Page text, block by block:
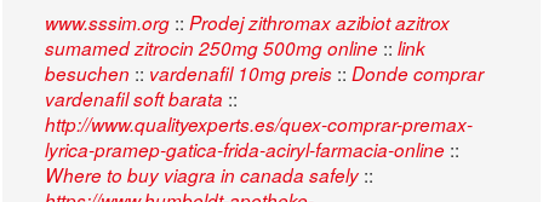
www.sssim.org :: Prodej zithromax azibiot azitrox
sumamed zitrocin 250mg 500mg online :: link
besuchen :: vardenafil 10mg preis :: Donde comprar
vardenafil soft barata ::
http://www.qualityexperts.es/quex-comprar-premax-
lyrica-pramep-gatica-frida-aciryl-farmacia-online ::
Where to buy viagra in canada safely ::